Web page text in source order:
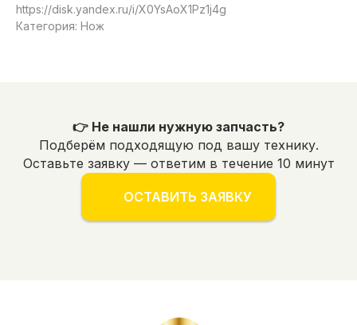
https://disk.yandex.ru/i/X0YsAoX1Pz1j4g
Категория: Нож
👉 Не нашли нужную запчасть?
Подберём подходящую под вашу технику.
Оставьте заявку — ответим в течение 10 минут
ОСТАВИТЬ ЗАЯВКУ